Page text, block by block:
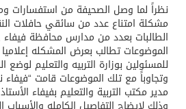
نظراً لما وصل الصحيفة من استفسارات
مشكلة امتناع عدد من سائقي حافلات
الطالبات بعدد من مدارس محافظة
الموضوعات تطالب بعرض المشكله
للمسئولين بوزارة التربيه والتعليم لوضع
وتجاوباً مع تلك الموضوعات قامت “فيفاء
مدير مكتب التربية والتعليم بفيفاء